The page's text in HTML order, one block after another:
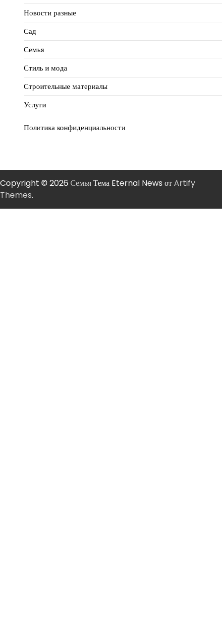
Новости разные
Сад
Семья
Стиль и мода
Строительные материалы
Услуги
Политика конфиденциальности
Copyright © 2026 СемьяТема Eternal News отArtify
Themes.